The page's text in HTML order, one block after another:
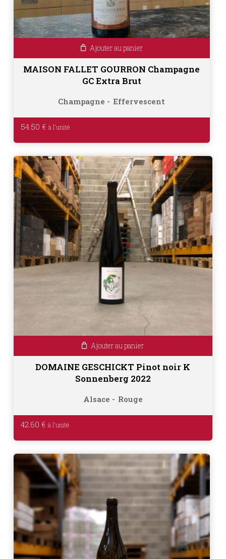
Ajouter au panier
MAISON FALLET GOURRON Champagne
GC Extra Brut
Champagne Effervescent
54.50 €
Ajouter au panier
DOMAINE GESCHICKT Pinot noir K
Sonnenberg 2022
Alsace Rouge
42.60 €